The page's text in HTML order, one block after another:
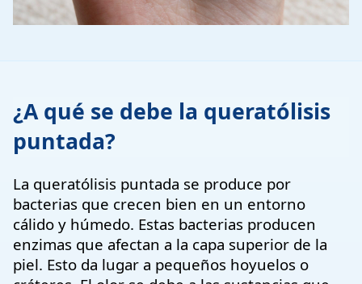
¿A qué se debe la queratólisis
puntada?
La queratólisis puntada se produce por
bacterias que crecen bien en un entorno
cálido y húmedo. Estas bacterias producen
enzimas que afectan a la capa superior de la
piel. Esto da lugar a pequeños hoyuelos o